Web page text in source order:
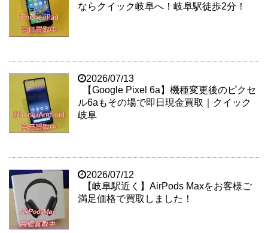
ならクイック岐阜へ！岐阜駅徒歩2分！
2026/07/13
【Google Pixel 6a】機種変更後のピクセ
ル6aもその場で即日現金買取｜クイック
岐阜
2026/07/12
【岐阜駅近く】AirPods Maxをお客様ご
満足価格で買取しました！